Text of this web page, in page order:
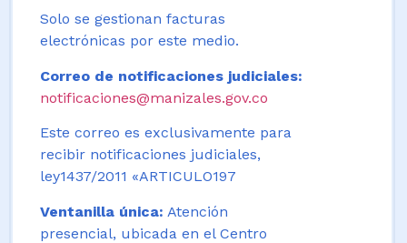
Solo se gestionan facturas
electrónicas por este medio.
Correo de notificaciones judiciales:
notificaciones@manizales.gov.co
Este correo es exclusivamente para
recibir notificaciones judiciales,
ley1437/2011 «ARTICULO197
Ventanilla única: Atención
presencial, ubicada en el Centro